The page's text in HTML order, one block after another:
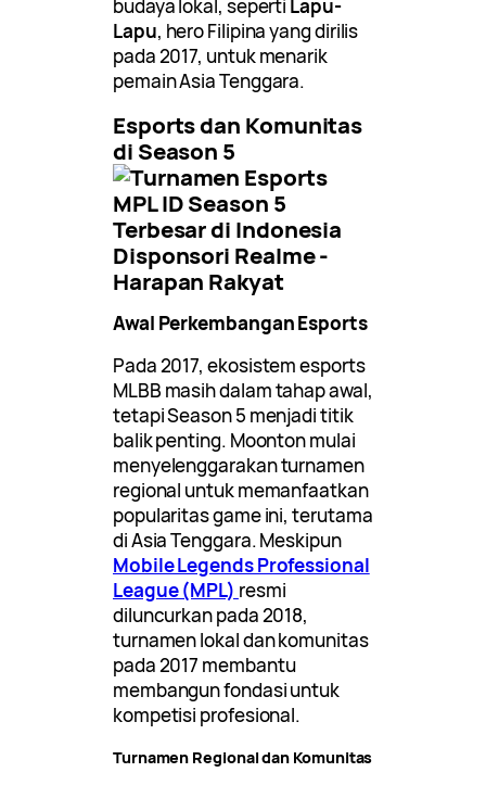
budaya lokal, seperti Lapu-
Lapu, hero Filipina yang dirilis
pada 2017, untuk menarik
pemain Asia Tenggara.
Esports dan Komunitas
di Season 5
Awal Perkembangan Esports
Pada 2017, ekosistem esports
MLBB masih dalam tahap awal,
tetapi Season 5 menjadi titik
balik penting. Moonton mulai
menyelenggarakan turnamen
regional untuk memanfaatkan
popularitas game ini, terutama
di Asia Tenggara. Meskipun
Mobile Legends Professional
League (MPL) resmi
diluncurkan pada 2018,
turnamen lokal dan komunitas
pada 2017 membantu
membangun fondasi untuk
kompetisi profesional.
Turnamen Regional dan Komunitas